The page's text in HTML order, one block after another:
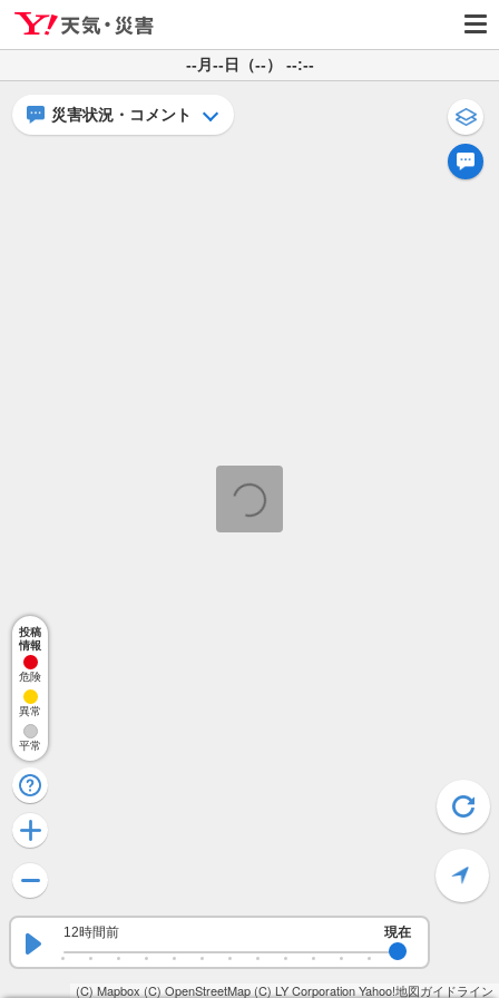
--月--日（--） --:--
(C) Mapbox (C) OpenStreetMap(C) LY CorporationYahoo!地図ガイドライン
災害状況・コメント
12時間前 現在
投稿
情報
危険
異常
平常